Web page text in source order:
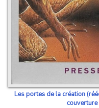
Les portes de la création